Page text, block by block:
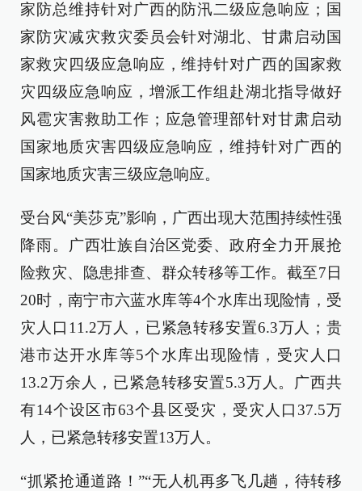
家防总维持针对广西的防汛二级应急响应；国
家防灾减灾救灾委员会针对湖北、甘肃启动国
家救灾四级应急响应，维持针对广西的国家救
灾四级应急响应，增派工作组赴湖北指导做好
风雹灾害救助工作；应急管理部针对甘肃启动
国家地质灾害四级应急响应，维持针对广西的
国家地质灾害三级应急响应。
受台风“美莎克”影响，广西出现大范围持续性强
降雨。广西壮族自治区党委、政府全力开展抢
险救灾、隐患排查、群众转移等工作。截至7日
20时，南宁市六蓝水库等4个水库出现险情，受
灾人口11.2万人，已紧急转移安置6.3万人；贵
港市达开水库等5个水库出现险情，受灾人口
13.2万余人，已紧急转移安置5.3万人。广西共
有14个设区市63个县区受灾，受灾人口37.5万
人，已紧急转移安置13万人。
“抓紧抢通道路！”“无人机再多飞几趟，待转移